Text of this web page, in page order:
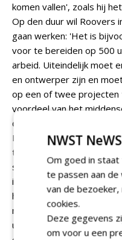
komen vallen', zoals hij
Op den duur wil Roovers
gaan werken: 'Het is
voor te bereiden op 500
arbeid. Uiteindelijk moet
en ontwerper zijn en
op een of twee projecten
voordeel van het
de tuin kan blijven werken.'
Het hoge segment is
tuin is leuk, maar daar zit
showcases, maar onder
interessant voor mij. Ik
het middensegment, met
niet meer dan vijf à zes
uitdagender ontwerp.
NWST
Om goed in
te passen aan
van de bezoeker,
cookies.
Deze gegevens
om voor u een